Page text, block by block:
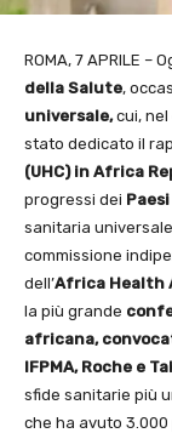
ROMA, 7 APRILE –
della Salute,
universale,cui, nel
stato dedicato il
(UHC) in Africa
progressi dei
sanitaria
commissione
dell’Africa Health
la più grande
africana,
IFPMA, Roche e
sfide sanitarie più
che ha avuto